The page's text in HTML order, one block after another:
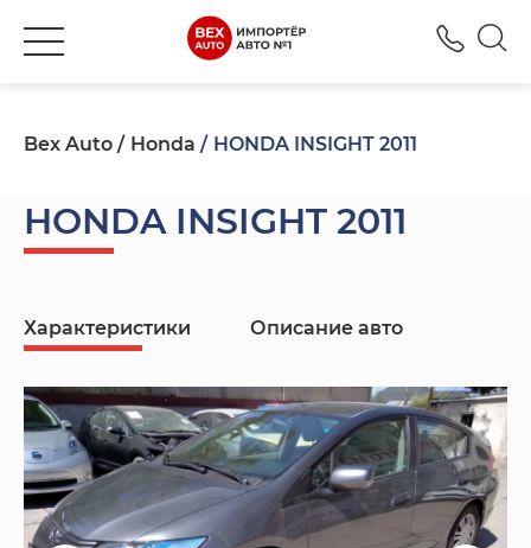
Bex Auto Honda HONDA INSIGHT 2011
HONDA INSIGHT 2011
Характеристики Описание авто